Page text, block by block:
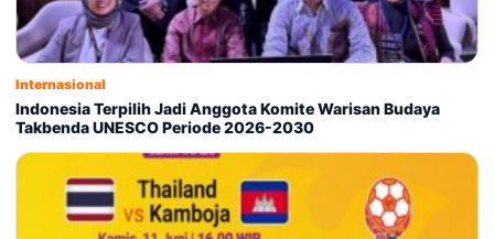
Internasional
Indonesia Terpilih Jadi Anggota Komite Warisan Budaya
Takbenda UNESCO Periode 2026-2030